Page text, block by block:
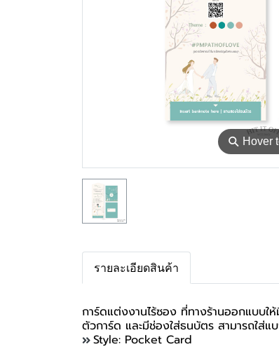
⚲ Hover
รายละเอียดสินค้า
การ์ดแต่งงานไร้ซอง ที่ทางร้านออกแบบใ
ตัวการ์ด และมีช่องใส่ธนบัตร สามารถใส่แ
Style: Pocket Card